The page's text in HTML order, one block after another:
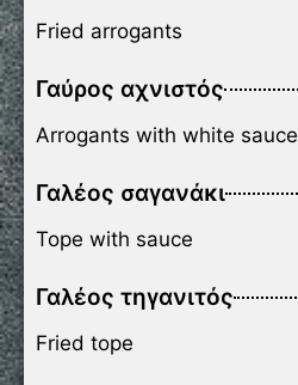
Fried arrogants
Γαύρος αχνιστός
Arrogants with white sauce
Γαλέος σαγανάκι
Tope with sauce
Γαλέος τηγανιτός
Fried tope